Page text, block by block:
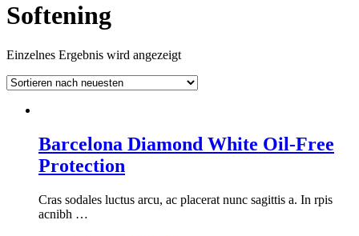
Softening
Einzelnes Ergebnis wird angezeigt
Barcelona Diamond White Oil-Free
Protection
Cras sodales luctus arcu, ac placerat nunc sagittis a. In rpis
acnibh …